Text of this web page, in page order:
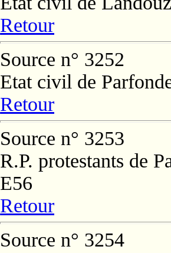
Retour
Source n° 3252
Etat civil de
Retour
Source n° 3253
R.P. protestants de
E56
Retour
Source n° 3254